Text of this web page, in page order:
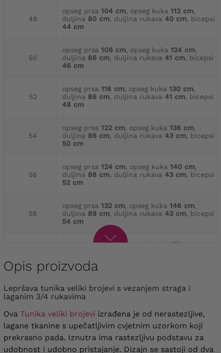
48
opseg prsa 104 cm, opseg kuka 112 cm,
duljina 80 cm, duljina rukava 40 cm, bicepsi
44 cm
50
opseg prsa 108 cm, opseg kuka 124 cm,
duljina 86 cm, duljina rukava 41 cm, bicepsi
46 cm
52
opseg prsa 116 cm, opseg kuka 130 cm,
duljina 86 cm, duljina rukava 41 cm, bicepsi
48 cm
54
opseg prsa 122 cm, opseg kuka 136 cm,
duljina 86 cm, duljina rukava 43 cm, bicepsi
50 cm
56
opseg prsa 124 cm, opseg kuka 140 cm,
duljina 88 cm, duljina rukava 43 cm, bicepsi
52 cm
58
opseg prsa 132 cm, opseg kuka 146 cm,
duljina 89 cm, duljina rukava 43 cm, bicepsi
54 cm
opseg prsa 136 cm, opseg kuka 152 cm
62
Opseg prsa 144 cm , opseg kuka 156 cm
duljina 91 cm, duljina rukava 44 cm, bicepsi
58 cm
64
opseg prsa 152 cm , opseg kuka 162 cm
duljina 91 cm, duljina rukava 45 cm, bicepsi
60 cm
Opis proizvoda
Lepršava tunika veliki brojevi s vezanjem straga i
laganim 3/4 rukavima
Ova Tunika veliki brojevi izrađena je od nerastezljive,
lagane tkanine s upečatljivim cvjetnim uzorkom koji
prekrasno pada. Iznutra ima rastezljivu podstavu za
udobnost i udobno pristajanje. Dizajn se sastoji od dva